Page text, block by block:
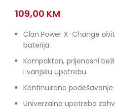
109,00 KM
Član Power X-Change
baterija
Kompaktan, prijenosni
i vanjsku upotrebu
Kontinuirano
Univerzalna upotreba